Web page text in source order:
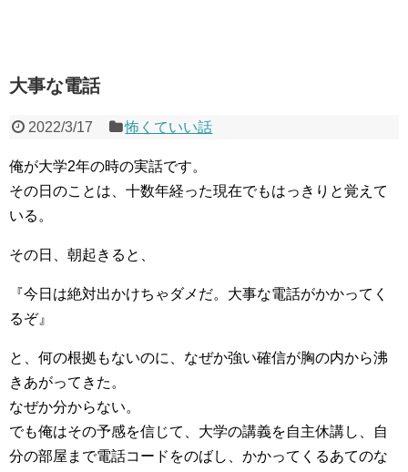
大事な電話
2022/3/17 怖くていい話
俺が大学2年の時の実話です。
その日のことは、十数年経った現在でもはっきりと覚えて
いる。
その日、朝起きると、
『今日は絶対出かけちゃダメだ。大事な電話がかかってく
るぞ』
と、何の根拠もないのに、なぜか強い確信が胸の内から沸
きあがってきた。
なぜか分からない。
でも俺はその予感を信じて、大学の講義を自主休講し、自
分の部屋まで電話コードをのばし、かかってくるあてのな